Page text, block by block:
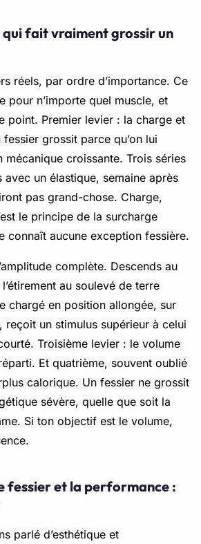
fait vraiment grossir un
réels, par ordre d’importance. Ce
pour n’importe quel muscle, et
point. Premier levier : la charge et
grossit parce qu’on lui
mécanique croissante. Trois séries
un élastique, semaine après
pas grand-chose. Charge,
le principe de la surcharge
connaît aucune exception fessière.
complète. Descends au
au soulevé de terre
chargé en position allongée, sur
reçoit un stimulus supérieur à celui
Troisième levier : le volume
Et quatrième, souvent oublié
calorique. Un fessier ne grossit
sévère, quelle que soit la
Si ton objectif est le volume,
fessier et la performance :
parlé d’esthétique et